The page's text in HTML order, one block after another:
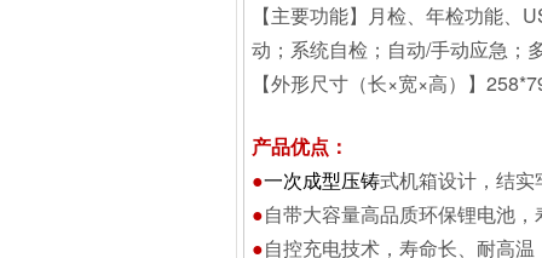
【主要功能】月检、年检功能
动；系统自检；自动/手动应急；
【外形尺寸（长×宽×高）】
产品优点：
●一次成型压铸式机箱设计，结
●自带大容量高品质环保锂电池
●自控充电技术，寿命长、耐高